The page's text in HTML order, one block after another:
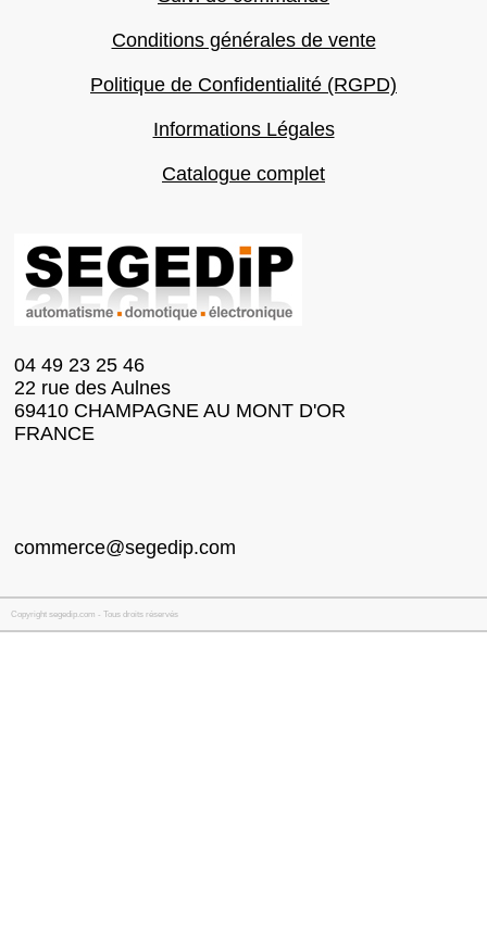
Conditions générales de vente
Politique de Confidentialité (RGPD)
Informations Légales
Catalogue complet
04 49 23 25 46
22 rue des Aulnes
69410 CHAMPAGNE AU MONT D'OR
FRANCE
commerce@segedip.com
Copyright segedip.com - Tous droits réservés